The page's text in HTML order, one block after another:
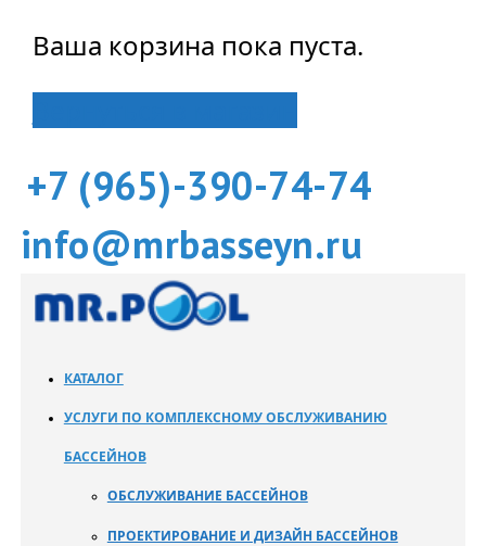
Ваша корзина пока пуста.
+7 (965)-390-74-74
info@mrbasseyn.ru
КАТАЛОГ
УСЛУГИ ПО КОМПЛЕКСНОМУ ОБСЛУЖИВАНИЮ
БАССЕЙНОВ
ОБСЛУЖИВАНИЕ БАССЕЙНОВ
ПРОЕКТИРОВАНИЕ И ДИЗАЙН БАССЕЙНОВ